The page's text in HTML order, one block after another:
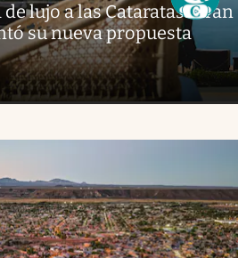
de lujo a las Cataratas: Gran
su nueva propuesta